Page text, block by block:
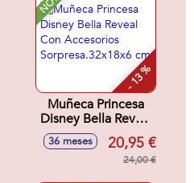
- 13 %
Muñeca Princesa
Disney Bella Reveal
Con Accesorios
Sorpresa.32x18x6
36 meses 20,95 €
24,00 €